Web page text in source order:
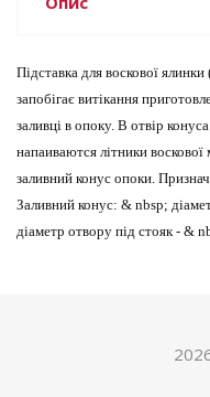
Підставка для воскової
запобігає витікання
заливці в опоку. В отвір
напаиваются літники
заливний конус опоки.
Заливний конус: & nbsp;
діаметр отвору під стояк - &